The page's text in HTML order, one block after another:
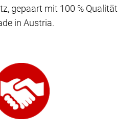
gepaart mit 100 % Qualität
in Austria.